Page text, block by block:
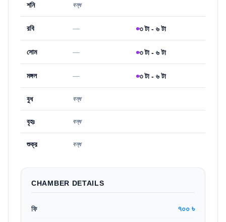
শনি বন্ধ
রবি — ৩ টা - ৬ টা
সোম — ৩ টা - ৬ টা
মঙ্গল — ৩ টা - ৬ টা
বুধ বন্ধ
বৃহঃ বন্ধ
শুক্র বন্ধ
CHAMBER DETAILS
ফি ৭০০ ৳